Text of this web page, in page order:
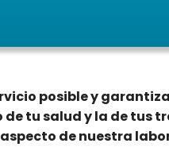
posible y
tu salud y la de tus
de nuestra